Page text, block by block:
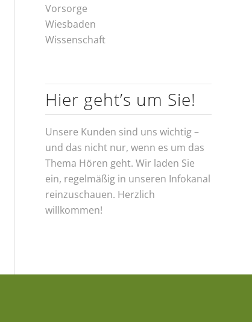
Vorsorge
Wiesbaden
Wissenschaft
Hier geht’s um Sie!
Unsere Kunden sind uns wichtig –
und das nicht nur, wenn es um das
Thema Hören geht. Wir laden Sie
ein, regelmäßig in unseren Infokanal
reinzuschauen. Herzlich
willkommen!